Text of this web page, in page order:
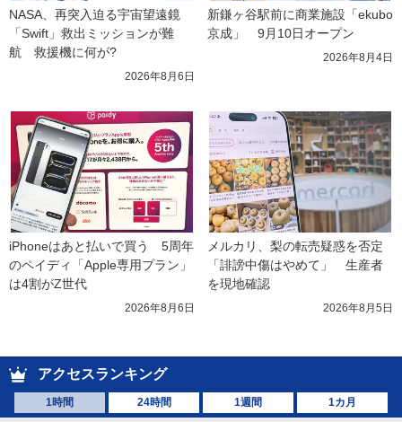
NASA、再突入迫る宇宙望遠鏡
「Swift」救出ミッションが難
航　救援機に何が?
2026年8月6日
新鎌ヶ谷駅前に商業施設「ekubo
京成」　9月10日オープン
2026年8月4日
iPhoneはあと払いで買う　5周年
のペイディ「Apple専用プラン」
は4割がZ世代
2026年8月6日
メルカリ、梨の転売疑惑を否定
「誹謗中傷はやめて」　生産者
を現地確認
2026年8月5日
アクセスランキング
1時間 24時間 1週間 1カ月